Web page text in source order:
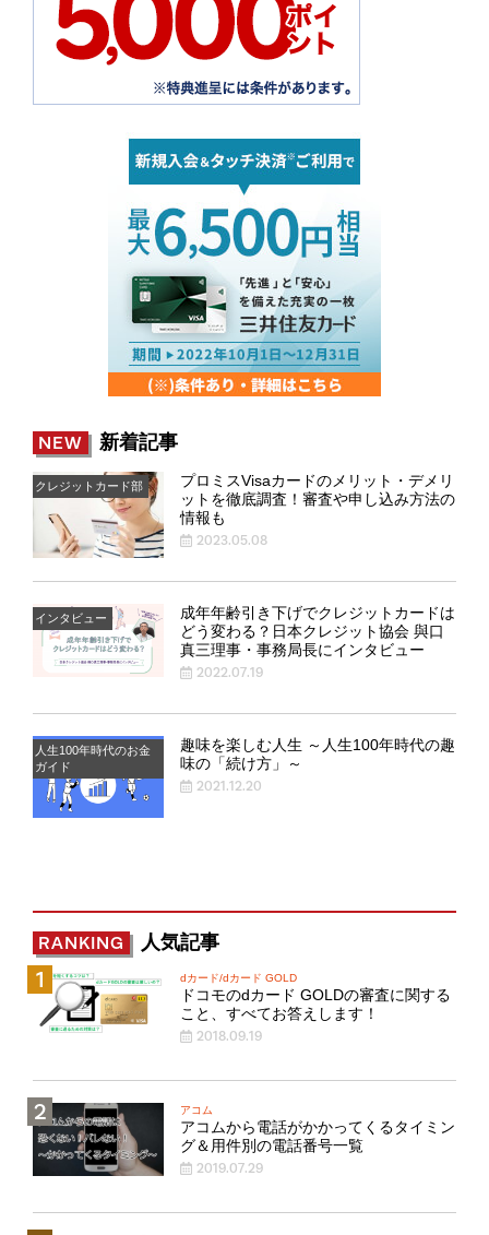
NEW 新着記事
クレジットカード部
プロミスVisaカードのメリット・デメリ
ットを徹底調査！審査や申し込み方法の
情報も
2023.05.08
インタビュー
成年年齢引き下げでクレジットカードは
どう変わる？日本クレジット協会 與口
真三理事・事務局長にインタビュー
2022.07.19
人生100年時代のお金
ガイド
趣味を楽しむ人生 ～人生100年時代の趣
味の「続け方」～
2021.12.20
RANKING 人気記事
dカード/dカード GOLD
ドコモのdカード GOLDの審査に関する
こと、すべてお答えします！
2018.09.19
アコム
アコムから電話がかかってくるタイミン
グ＆用件別の電話番号一覧
2019.07.29